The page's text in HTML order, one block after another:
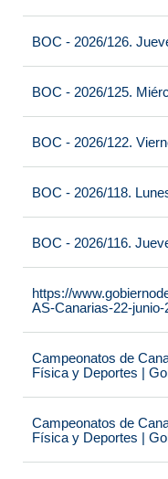
BOC - 2026/126.
BOC - 2026/125.
BOC - 2026/122.
BOC - 2026/118.
BOC - 2026/116.
https://
AS-Canarias-22-junio-
Campeonatos de
Física y Deportes |
Campeonatos de
Física y Deportes |